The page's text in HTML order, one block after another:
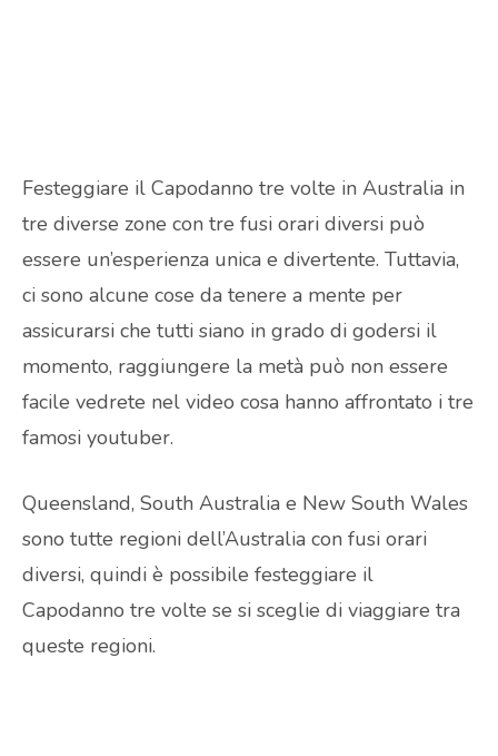
Festeggiare il Capodanno tre volte in Australia in
tre diverse zone con tre fusi orari diversi può
essere un’esperienza unica e divertente. Tuttavia,
ci sono alcune cose da tenere a mente per
assicurarsi che tutti siano in grado di godersi il
momento, raggiungere la metà può non essere
facile vedrete nel video cosa hanno affrontato i tre
famosi youtuber.
Queensland, South Australia e New South Wales
sono tutte regioni dell’Australia con fusi orari
diversi, quindi è possibile festeggiare il
Capodanno tre volte se si sceglie di viaggiare tra
queste regioni.